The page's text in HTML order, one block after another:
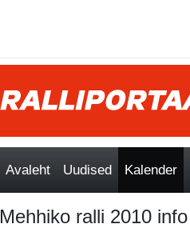
Avaleht Uudised Kalender
Mehhiko ralli 2010 info